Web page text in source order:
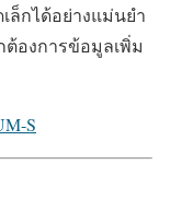
ล็กได้อย่างแม่นยำ
องการข้อมูลเพิ่ม
S